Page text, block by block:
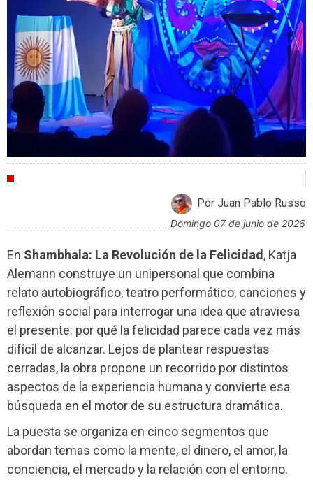
Por Juan Pablo Russo
domingo 07 de junio de 2026
En Shambhala: La Revolución de la Felicidad, Katja
Alemann construye un unipersonal que combina
relato autobiográfico, teatro performático, canciones y
reflexión social para interrogar una idea que atraviesa
el presente: por qué la felicidad parece cada vez más
difícil de alcanzar. Lejos de plantear respuestas
cerradas, la obra propone un recorrido por distintos
aspectos de la experiencia humana y convierte esa
búsqueda en el motor de su estructura dramática.
La puesta se organiza en cinco segmentos que
abordan temas como la mente, el dinero, el amor, la
conciencia, el mercado y la relación con el entorno.